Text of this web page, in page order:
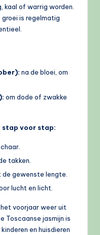
kaal of warrig worden.
is regelmatig
na de bloei, om
om dode of zwakke
stap voor stap:
takken.
de gewenste lengte.
lucht en licht.
voorjaar weer uit
Toscaanse jasmijn is
kinderen en huisdieren